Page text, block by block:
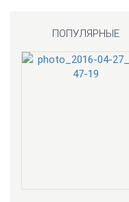
ПОПУЛЯРНЫЕ